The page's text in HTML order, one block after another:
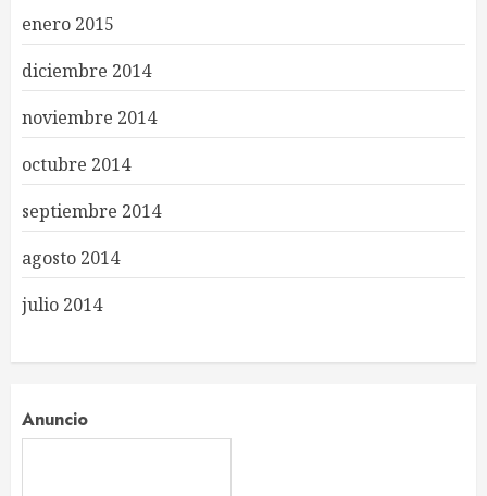
enero 2015
diciembre 2014
noviembre 2014
octubre 2014
septiembre 2014
agosto 2014
julio 2014
Anuncio